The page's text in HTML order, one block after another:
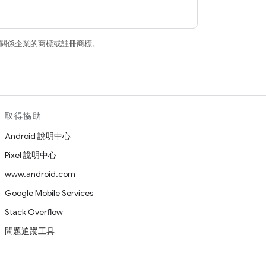
企業的商標或註冊商標。
取得協助
Android 說明中心
Pixel 說明中心
www.android.com
Google Mobile Services
Stack Overflow
問題追蹤工具